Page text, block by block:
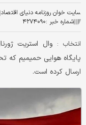
سایت خوان روزنامه دنیای اقتصاد
شماره خبر :۴۲۷۴۰۹۰
انتخاب : وال استریت
پایگاه هوایی حمیمیم که
ارسال کرده است.